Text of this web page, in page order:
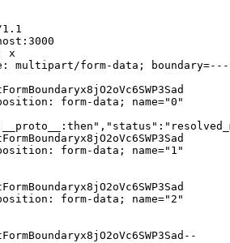
1.1
x
: multipart/form-data; boundary=----
form-data; name="0"
form-data; name="1"
form-data; name="2"